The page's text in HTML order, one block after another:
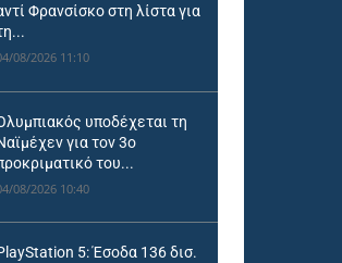
Φρανσίσκο στη λίστα για
08/2026 11:10
υποδέχεται τη
για τον 3ο
του...
08/2026 10:40
5: Έσοδα 136 δισ.